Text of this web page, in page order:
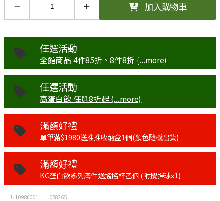
乳清蛋白飲-海鹽可可口味(43g)
加入購物車
任選活動
全館商品 4件85折、8件8折 (...more)
任選活動
高蛋白飲 任選8折起 (...more)
滿額好禮
單筆滿$1980送推推收納盒1個(顏色隨機出貨)
滿額好禮
KG蛋白飲系列滿件送搖搖杯乙個 (附攪拌球x1)
U10980001 058265